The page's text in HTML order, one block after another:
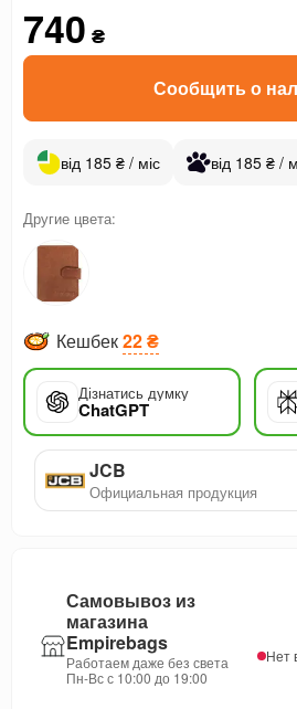
740 ₴
Сообщить о
від 185 ₴ / міс від 185 ₴ /
Другие цвета:
Кешбек22 ₴
Дізнатись думку
ChatGPT
JCB
Официальная продукция
Самовывоз из
магазина
Empirebags
Работаем даже без света
Пн-Вс с 10:00 до 19:00
Нет